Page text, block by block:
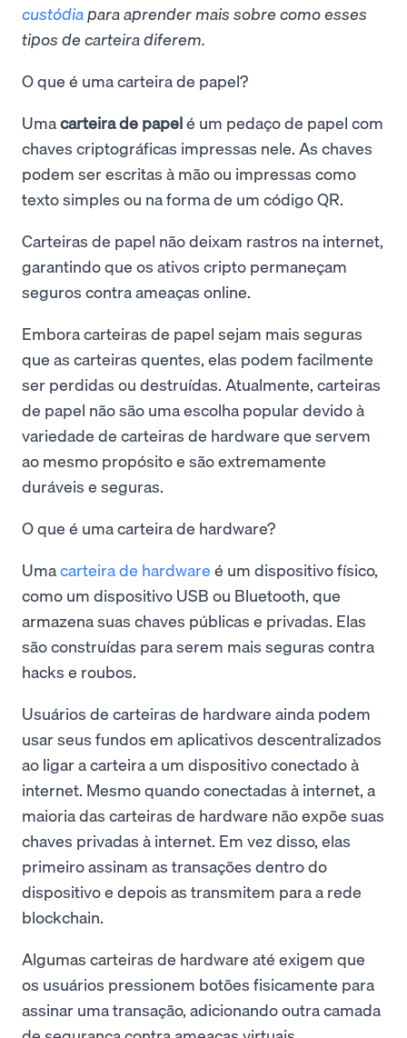
custódiapara aprender mais sobre como esses
tipos de carteira diferem.
O que é uma carteira de papel?
Umacarteira de papelé um pedaço de papel com
chaves criptográficas impressas nele. As chaves
podem ser escritas à mão ou impressas como
texto simples ou na forma de um código QR.
Carteiras de papel não deixam rastros na internet,
garantindo que os ativos cripto permaneçam
seguros contra ameaças online.
Embora carteiras de papel sejam mais seguras
que as carteiras quentes, elas podem facilmente
ser perdidas ou destruídas. Atualmente, carteiras
de papel não são uma escolha popular devido à
variedade de carteiras de hardware que servem
ao mesmo propósito e são extremamente
duráveis e seguras.
O que é uma carteira de hardware?
Umacarteira de hardware é um dispositivo físico,
como um dispositivo USB ou Bluetooth, que
armazena suas chaves públicas e privadas. Elas
são construídas para serem mais seguras contra
hacks e roubos.
Usuários de carteiras de hardware ainda podem
usar seus fundos em aplicativos descentralizados
ao ligar a carteira a um dispositivo conectado à
internet. Mesmo quando conectadas à internet, a
maioria das carteiras de hardware não expõe suas
chaves privadas à internet. Em vez disso, elas
primeiro assinam as transações dentro do
dispositivo e depois as transmitem para a rede
blockchain.
Algumas carteiras de hardware até exigem que
os usuários pressionem botões fisicamente para
assinar uma transação, adicionando outra camada